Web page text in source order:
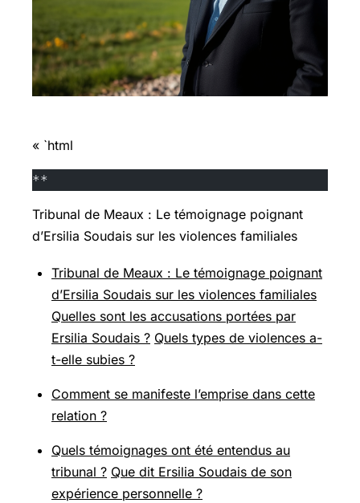
« `html
**
Tribunal de Meaux : Le témoignage poignant
d’Ersilia Soudais sur les violences familiales
Tribunal de Meaux : Le témoignage poignant
d’Ersilia Soudais sur les violences familiales
Quelles sont les accusations portées par
Ersilia Soudais ? Quels types de violences a-
t-elle subies ?
Comment se manifeste l’emprise dans cette
relation ?
Quels témoignages ont été entendus au
tribunal ? Que dit Ersilia Soudais de son
expérience personnelle ?